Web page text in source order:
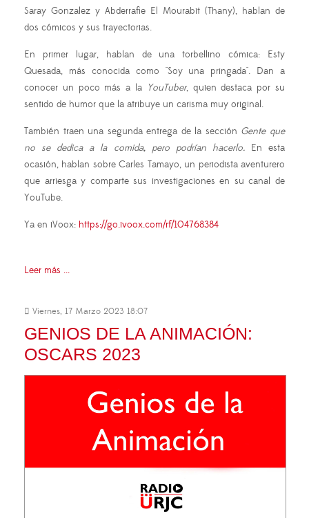
Saray Gonzalez y Abderrafie El Mourabit (Thany), hablan de
dos cómicos y sus trayectorias.
En primer lugar, hablan de una torbellino cómica: Esty
Quesada, más conocida como "Soy una pringada". Dan a
conocer un poco más a la YouTuber, quien destaca por su
sentido de humor que la atribuye un carisma muy original.
También traen una segunda entrega de la sección Gente que
no se dedica a la comida, pero podrían hacerlo.En esta
ocasión, hablan sobre Carles Tamayo, un periodista aventurero
que arriesga y comparte sus investigaciones en su canal de
YouTube.
Ya en iVoox: https://go.ivoox.com/rf/104768384
Leer más ...
Viernes, 17 Marzo 2023 18:07
GENIOS DE LA ANIMACIÓN:
OSCARS 2023